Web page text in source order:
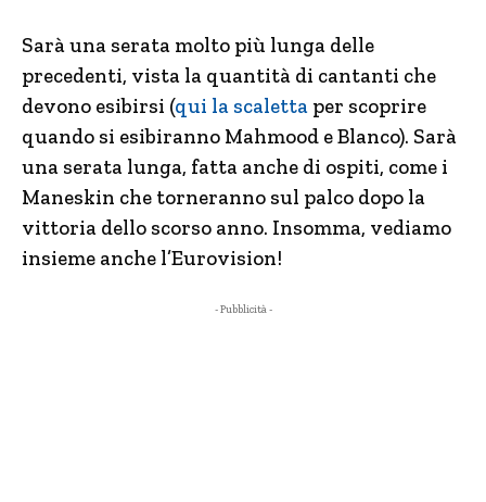
Sarà una serata molto più lunga delle
precedenti, vista la quantità di cantanti che
devono esibirsi (qui la scaletta per scoprire
quando si esibiranno Mahmood e Blanco). Sarà
una serata lunga, fatta anche di ospiti, come i
Maneskin che torneranno sul palco dopo la
vittoria dello scorso anno. Insomma, vediamo
insieme anche l’Eurovision!
- Pubblicità -